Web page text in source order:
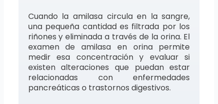
Cuando la amilasa circula en la sangre,
una pequeña cantidad es filtrada por los
riñones y eliminada a través de la orina. El
examen de amilasa en orina permite
medir esa concentración y evaluar si
existen alteraciones que puedan estar
relacionadas con enfermedades
pancreáticas o trastornos digestivos.